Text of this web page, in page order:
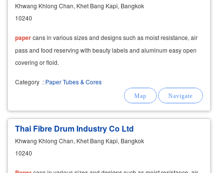
Khwang Khlong Chan, Khet Bang Kapi, Bangkok
10240
papercans in various sizes and designs such as moist resistance, air
pass and food reserving with beauty labels and aluminum easy open
covering or floid.
Category : Paper Tubes & Cores
Thai Fibre Drum Industry Co Ltd
Khwang Khlong Chan, Khet Bang Kapi, Bangkok
10240